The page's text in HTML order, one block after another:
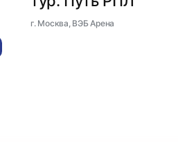
г. Москва, ВЭБ Арена